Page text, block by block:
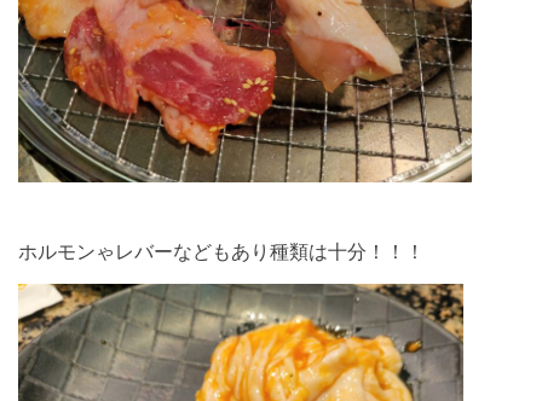
ホルモンゃレバーなどもあり種類は十分！！！